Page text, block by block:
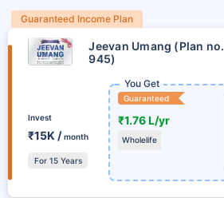
Guaranteed Income Plan
Jeevan Umang (Plan no.
945)
Invest
₹15K /month
For 15 Years
You Get
Guaranteed
₹1.76 L/yr
Wholelife